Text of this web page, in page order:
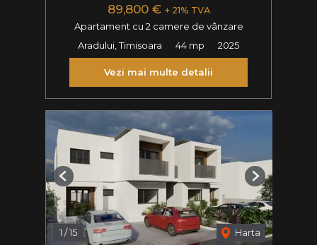
89,800 € + 21% TVA
Apartament cu 2 camere de vânzare
Aradului, Timisoara
44 mp 2025
Vezi mai multe detalii
1 /15 Harta
Previous Next